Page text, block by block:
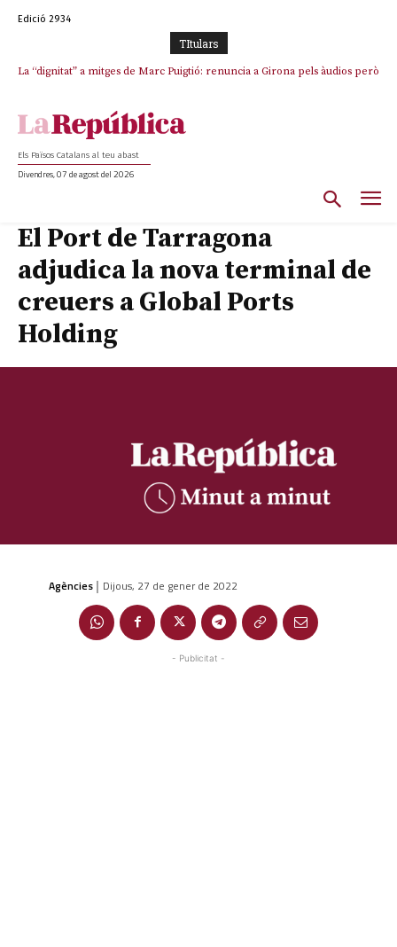
Edició 2934
TItulars
La “dignitat” a mitges de Marc Puigtió: renuncia a Girona pels àudios però
Els Països Catalans al teu abast
Divendres, 07 de agost del 2026
El Port de Tarragona
adjudica la nova terminal de
creuers a Global Ports
Holding
Agències | Dijous, 27 de gener de 2022
- Publicitat -